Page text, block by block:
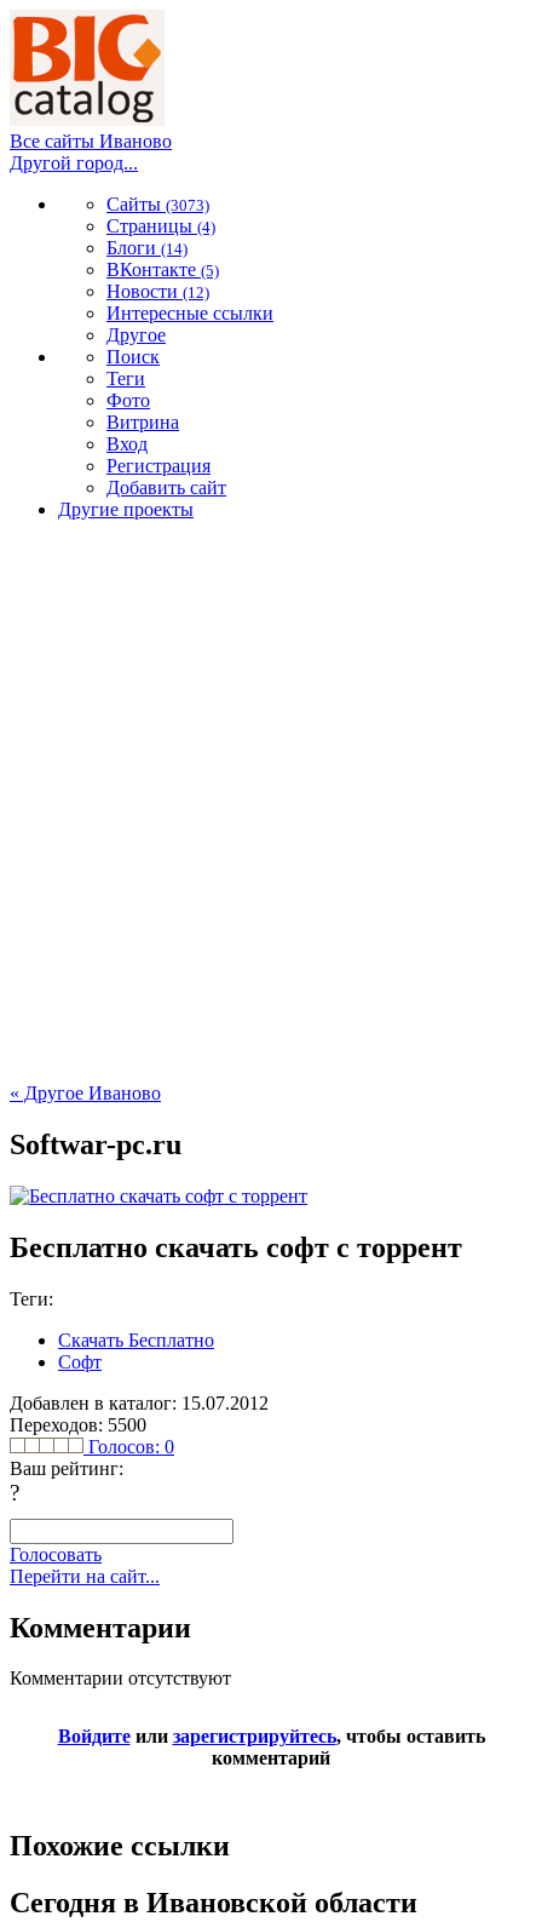
Все сайты Иваново
Другой город...
Сайты (3073)
Страницы (4)
Блоги (14)
ВКонтакте (5)
Новости (12)
Интересные ссылки
Другое
Поиск
Теги
Фото
Витрина
Вход
Регистрация
Добавить сайт
Другие проекты
« Другое Иваново
Softwar-pc.ru
Бесплатно скачать софт с торрент
Теги:
Скачать Бесплатно
Софт
Добавлен в каталог: 15.07.2012
Переходов: 5500
Голосов: 0
Ваш рейтинг:
?
Голосовать
Перейти на сайт...
Комментарии
Комментарии отсутствуют
Войдитеили зарегистрируйтесь, чтобы оставить
комментарий
Похожие ссылки
Сегодня в Ивановской области